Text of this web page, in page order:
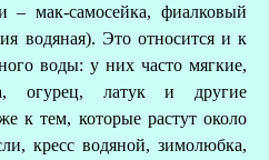
– мак-самосейка, фиалковый
водяная). Это относится и к
воды: у них часто мягкие,
огурец, латук и другие
к тем, которые растут около
кресс водяной, зимолюбка,